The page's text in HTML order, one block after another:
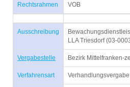
Rechtsrahmen VOB
Ausschreibung
LLA Triesdorf (03-
Vergabestelle Bezirk Mittelfranken-
Verfahrensart